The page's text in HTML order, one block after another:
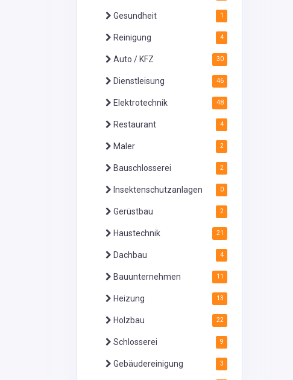
Gesundheit 1
Reinigung 4
Auto / KFZ 30
Dienstleisung 46
Elektrotechnik 48
Restaurant 4
Maler 2
Bauschlosserei 2
Insektenschutzanlagen 0
Gerüstbau 2
Haustechnik 21
Dachbau 4
Bauunternehmen 11
Heizung 13
Holzbau 22
Schlosserei 9
Gebäudereinigung 3